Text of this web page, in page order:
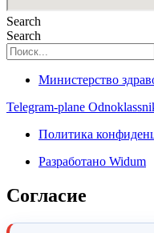
Search
Search
Министерство
Telegram-plane
Политика
Разработано Widum
Согласие